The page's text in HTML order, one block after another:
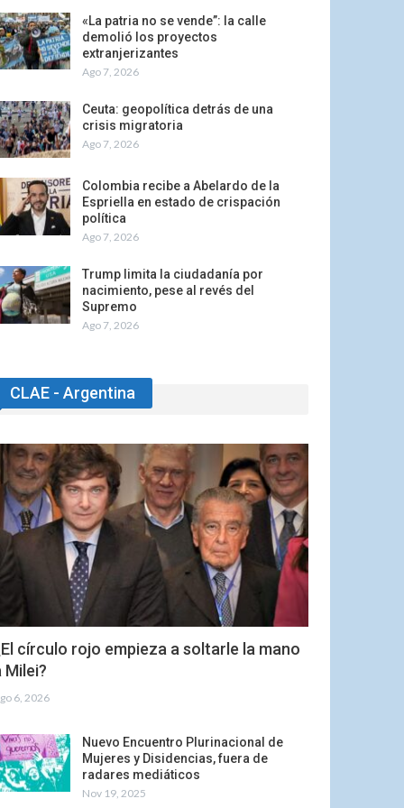
«La patria no se vende”: la calle
demolió los proyectos
extranjerizantes
Ago 7, 2026
Ceuta: geopolítica detrás de una
crisis migratoria
Ago 7, 2026
Colombia recibe a Abelardo de la
Espriella en estado de crispación
política
Ago 7, 2026
Trump limita la ciudadanía por
nacimiento, pese al revés del
Supremo
Ago 7, 2026
CLAE - Argentina
círculo rojo empieza a soltarle la mano
Milei?
6, 2026
Nuevo Encuentro Plurinacional de
Mujeres y Disidencias, fuera de
radares mediáticos
Nov 19, 2025